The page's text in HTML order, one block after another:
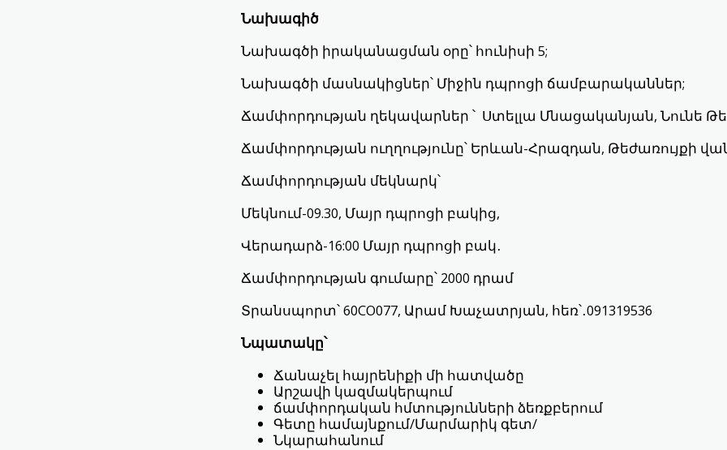
Նախագիծ
Նախագծի իրականացման օրը՝ հունիսի 5;
Նախագծի մասնակիցներ՝ Միջին դպրոցի ճամբարականներ;
Ճամփորդության ղեկավարներ ՝ Ստելլա Մնացականյան, Նունե
Ճամփորդության ուղղությունը՝ Երևան-Հրազդան, Թեժառույքի
Ճամփորդության մեկնարկ՝
Մեկնում-09.30, Մայր դպրոցի բակից,
Վերադարձ-16:00 Մայր դպրոցի բակ․
Ճամփորդության գումարը՝ 2000 դրամ
Տրանսպորտ՝ 60СO077, Արամ Խաչատրյան, հեռ՝․091319536
Նպատակը՝
Ճանաչել հայրենիքի մի հատվածը
Արշավի կազմակերպում
ճամփորդական հմտությունների ձեռքբերում
Գետը համայնքում/Մարմարիկ գետ/
Նկարահանում